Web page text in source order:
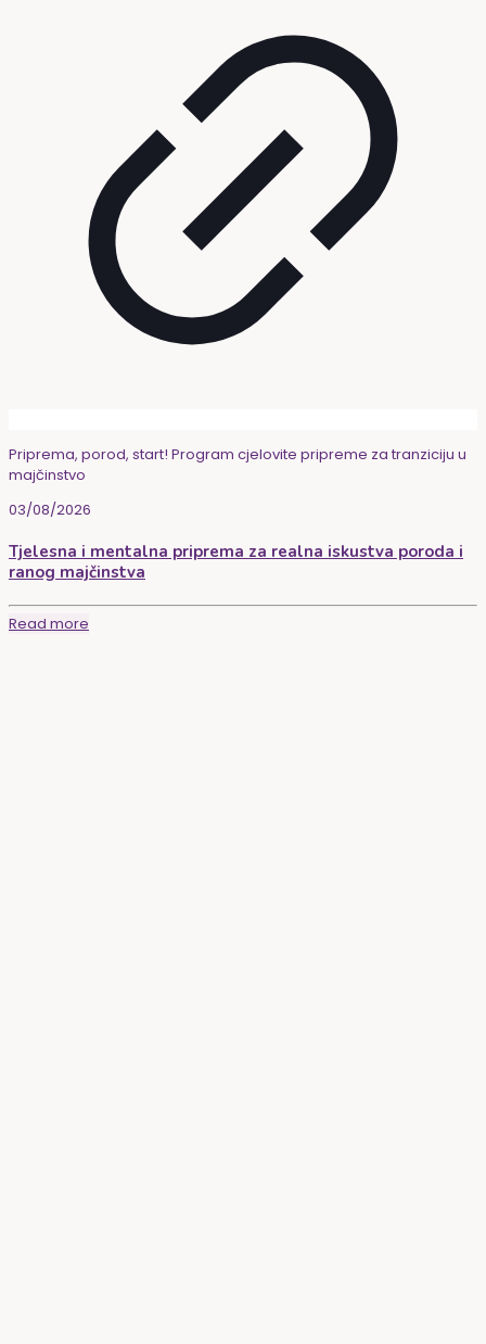
Priprema, porod, start! Program cjelovite pripreme za tranziciju u
majčinstvo
03/08/2026
Tjelesna i mentalna priprema za realna iskustva poroda i
ranog majčinstva
Read more